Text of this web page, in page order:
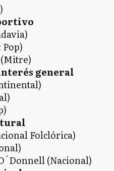
Pop)
general
Folclórica)
(Nacional)